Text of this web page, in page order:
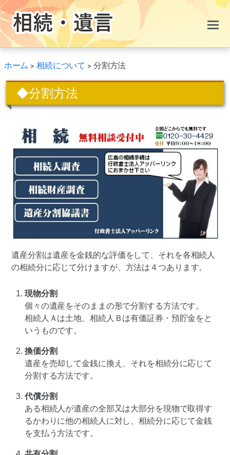
ホーム > 相続について > 分割方法
◆分割方法
遺産分割は遺産を金銭的な評価をして、それを各相続人
の相続分に応じて分けますが、方法は４つあります。
現物分割
個々の遺産をそのままの形で分割する方法です。
相続人Ａは土地、相続人Ｂは有価証券・預貯金をと
いうものです。
換価分割
遺産を売却して金銭に換え、それを相続分に応じて
分割する方法です。
代償分割
ある相続人が遺産の全部又は大部分を現物で取得す
るかわりに他の相続人に対し、相続分に応じて金銭
を支払う方法です。